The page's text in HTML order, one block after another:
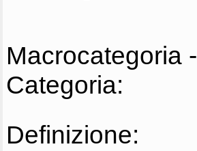
Macrocategoria -
Categoria:
Definizione: